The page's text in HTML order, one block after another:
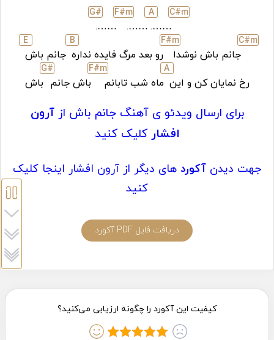
C#m
…….
A
…….
F#m
…….
G#
C#m
جانم باش نوشدا
F#m
رو بعد مرگ فایده نداره
B
جانم باش
E
رخ نمایان کن و این
A
ماه شب تابانم
F#m
باش جانم
G#
باش
برای ارسال ویدئو ی آهنگ جانم باش ازآرون
افشار کلیک کنید
جهت دیدن آکورد های دیگر از آرون افشار اینجا کلیک
کنید
دریافت فایل PDF آکورد